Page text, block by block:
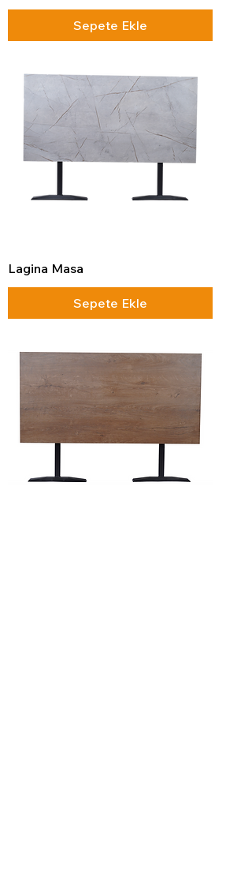
Sepete Ekle
Lagina Masa
Sepete Ekle